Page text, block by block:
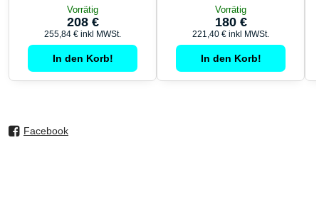
Vorrätig
208 €
255,84 € inkl MWSt.
In den Korb!
Vorrätig
180 €
221,40 € inkl MWSt.
In den Korb!
Facebook